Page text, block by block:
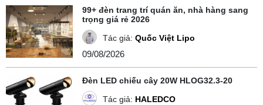
99+ đèn trang trí quán ăn, nhà hàng sang
trọng giá rẻ 2026
Tác giả:Quốc Việt Lipo
09/08/2026
Đèn LED chiếu cây 20W HLOG32.3-20
Tác giả: HALEDCO